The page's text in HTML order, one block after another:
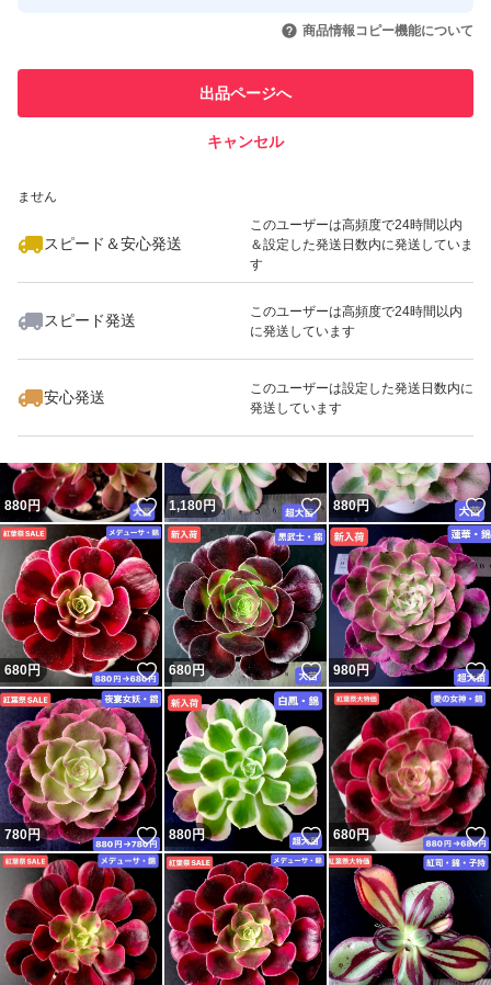
入荷時から小さな傷、爪折れ等あります。
輸入苗にご理解ある方お願いします
※発根良好な抜き苗もたまに有ります。
★紅葉がさめている子もいます。
【注意事項】
しや同等苗に変更させていただく場合があります。
せん。商品受け取り後は、早めに受け取り評価をお願いし
ます。
蒸れて腐らないよう届きましたら早めに開封してくださ
い。
★★また、腐った苗がある場合は必ず連絡お願い致しま
す！★★
ご質問への返事が1日以上ない時は通知を見落としている
場合がありますので遠慮なく催促して頂けますと幸いで
す。
★★連絡する前直接に評価しないでください★★
引を完了させた実績があります
での取引実績があります
ません
スピード＆安心発送
このユーザーは高頻度で24時間以内
＆設定した発送日数内に発送していま
す
スピード発送
このユーザーは高頻度で24時間以内
に発送しています
安心発送
このユーザーは設定した発送日数内に
発送しています
商品情報コピー機能について
出品ページへ
キャンセル
いいね！
780
880円 いいね！
1,180円 いいね！
880円
680円 いいね！
680円 いいね！
980円
780円 いいね！
880円 いいね！
680円